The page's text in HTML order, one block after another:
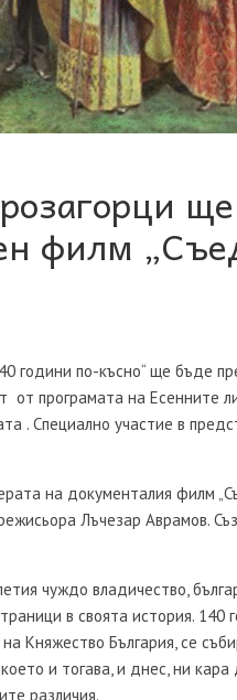
филм
години по-късно“ ще бъде
от програмата на Есенните
. Специално участие в
на документалия филм
Лъчезар Аврамов.
чуждо владичество,
в своята история. 140
Княжество България, се
и тогава, и днес, ни
различия.